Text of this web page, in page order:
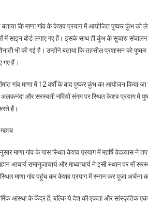
केशव
प्रयाग
में
का
हो
ने बताया कि माणा गांव के केशव प्रयाग में आयोजित पुष्कर कुंभ को
में साइन बोर्ड लगाए गए हैं। इसके साथ ही कुंभ के सुचारु
भी की गई है। उन्होंने बताया कि तहसील प्रशासन को
गए हैं।
गांव माणा में 12 वर्षों के बाद पुष्कर कुंभ का आयोजन किया
अलकनंदा और सरस्वती नदियों संगम पर स्थित केशव प्रयाग
हैं।
माणा गांव के पास स्थित केशव प्रयाग में महर्षि वेदव्यास ने
आचार्य रामानुजाचार्य और माध्वाचार्य ने इसी स्थान पर
माणा गांव पहुंच कर केशव प्रयाग में स्नान कर पूजा अर्चना
आस्था के केंद्र हैं, बल्कि ये देश की एकता और सांस्कृतिक